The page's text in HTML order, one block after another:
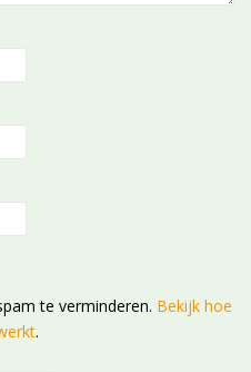
te verminderen. Bekijk hoe
.